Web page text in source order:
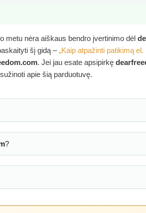
metu nėra aiškaus bendro įvertinimo dėl
šį gidą –„Kaip atpažinti patikimą
. Jei jau esate apsipirkę
apie šią parduotuvę.
?